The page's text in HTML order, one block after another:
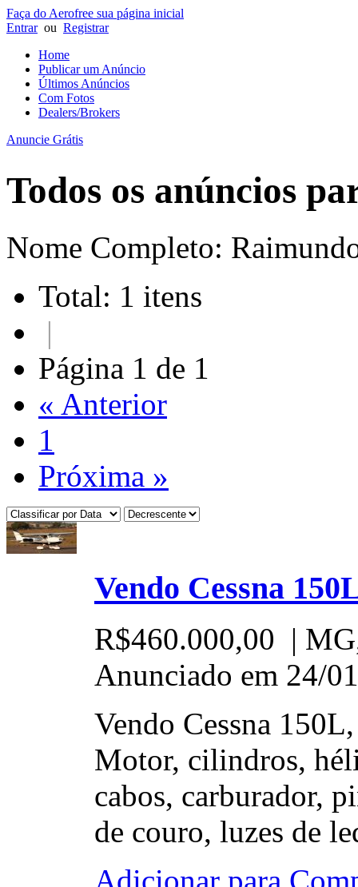
Faça do Aerofree sua página inicial
Entrarou Registrar
Home
Publicar um Anúncio
Últimos Anúncios
Com Fotos
Dealers/Brokers
Anuncie Grátis
Todos os anúncios
Nome Completo:
Total: 1 itens
|
Página 1 de 1
« Anterior
1
Próxima »
Vendo Cessna
R$460.000,00 |
Anunciado em 24/
Vendo Cessna
Motor, cilindros,
cabos, carburador,
de couro, luzes de